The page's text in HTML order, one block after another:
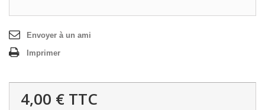
Envoyer à un ami
Imprimer
4,00 € TTC